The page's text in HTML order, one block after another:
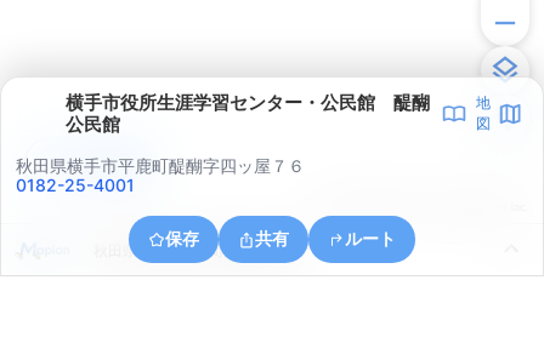
横手市役所生涯学習センター・公民館 醍醐
公民館
地
図
秋田県横手市平鹿町醍醐字四ッ屋７６
0182-25-4001
保存 共有 ルート
秋田県横手市平鹿町醍醐上醍醐
アプリで見る